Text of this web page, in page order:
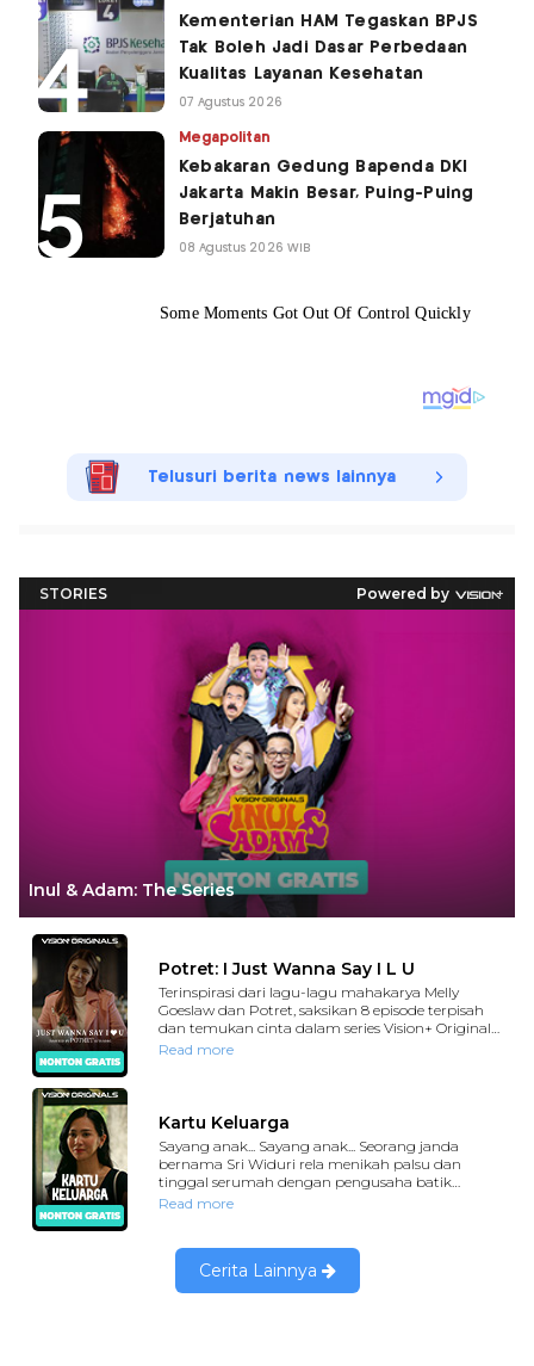
Kementerian HAM Tegaskan BPJS
Tak Boleh Jadi Dasar Perbedaan
Kualitas Layanan Kesehatan
07 Agustus 2026
Megapolitan
Kebakaran Gedung Bapenda DKI
Jakarta Makin Besar, Puing-Puing
Berjatuhan
08 Agustus 2026 WIB
Telusuri berita news lainnya